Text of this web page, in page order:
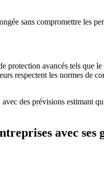
sans compromettre les
protection avancés tels que
respectent les normes de
des prévisions estimant
avec ses